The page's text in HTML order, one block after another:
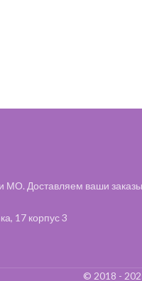
МО. Доставляем ваши
17 корпус 3
© 2018 -